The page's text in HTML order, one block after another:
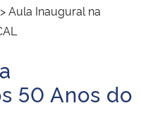
>Aula Inaugural na
50 Anos do